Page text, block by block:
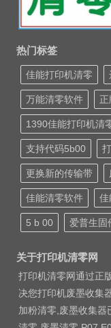
热门标签
佳能打印机清零
万能清零软件
1390佳能打印机清
支持代码5b00
更换新的传输带
佳能清零软件
5 b 00 爱普生固
关于打印机清零网
打印机清零网通过正
决您打印机废墨收集
加粉清零,废墨收集